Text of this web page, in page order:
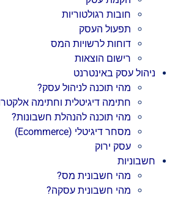
חובות רגולטוריות
תפעול העסק
דוחות לרשויות המס
רישום הוצאות
ניהול עסק באינטרנט
מהי תוכנה לניהול עסק?
חתימה דיגיטלית וחתימה
מהי תוכנה להנהלת חשבונות?
מסחר דיגיטלי (Ecommerce)
עסק ירוק
חשבוניות
מהי חשבונית מס?
מהי חשבונית עסקה?